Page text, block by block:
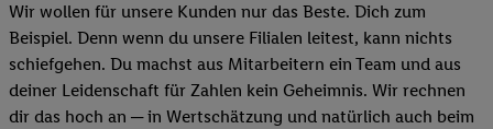
Wir wollen für unsere Kunden nur das Beste. Dich zum
Beispiel. Denn wenn du unsere Filialen leitest, kann nichts
schiefgehen. Du machst aus Mitarbeitern ein Team und aus
deiner Leidenschaft für Zahlen kein Geheimnis. Wir rechnen
dir das hoch an ─ in Wertschätzung und natürlich auch beim